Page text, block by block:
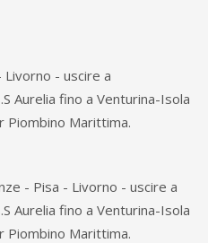
- uscire a
Aurelia fino a Venturina-Isola
Piombino Marittima.
- Pisa - Livorno - uscire a
Aurelia fino a Venturina-Isola
Piombino Marittima.